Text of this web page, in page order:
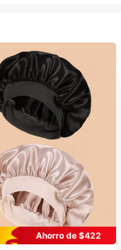
Ahorro de $422